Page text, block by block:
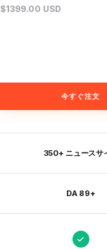
$1399.00 USD
今すぐ注文
350+ ニュースサ
DA 89+